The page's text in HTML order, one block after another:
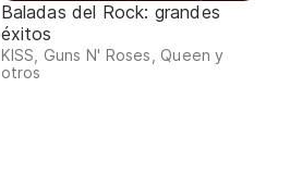
Baladas del Rock: grandes
éxitos
KISS, Guns N' Roses, Queen y
otros